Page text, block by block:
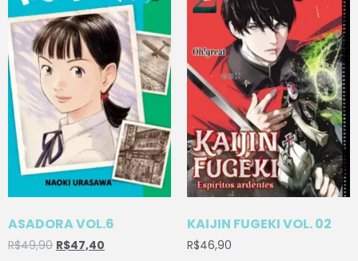
ASADORA VOL.6
R$49,90 R$47,40
KAIJIN FUGEKI VOL. 02
R$46,90